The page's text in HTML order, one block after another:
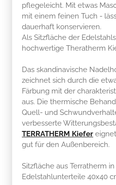
pflegeleicht. Mit etwas
mit einem feinen Tuch -
dauerhaft konservieren.
Als Sitzfläche der
hochwertige Theratherm
Das skandinavische
zeichnet sich durch die
Färbung mit der
aus. Die thermische
Quell- und
verbesserte
TERRATHERM Kiefer
gut für den Außenbereich.
Sitzfläche aus Terratherm
Edelstahlunterteile 40x40